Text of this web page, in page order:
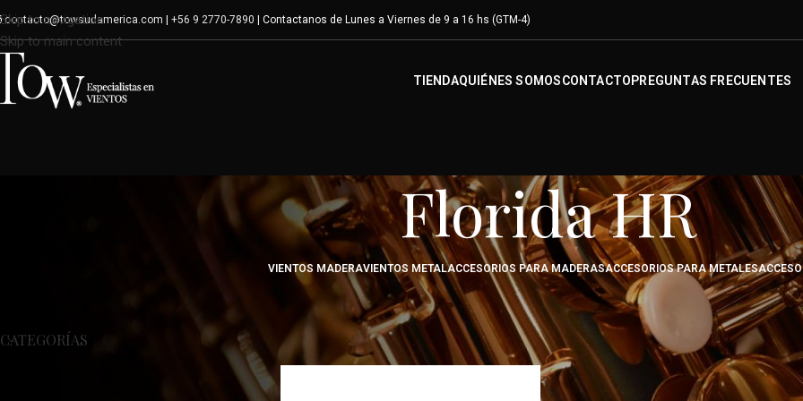
Skip to navigation
Skip to main content
contacto@towsudamerica.com +56 9 2770-7890 | Contactanos de Lunes a Viernes de 9 a 16 hs (GTM-4)
TIENDAQUIÉNES SOMOSCONTACTOPREGUNTAS FRECUENTES
Florida HR
VIENTOS MADERAVIENTOS METALACCESORIOS PARA MADERASACCESORIOS PARA METALES
CATEGORÍAS
Inicio/ Modelo del producto Florida HR